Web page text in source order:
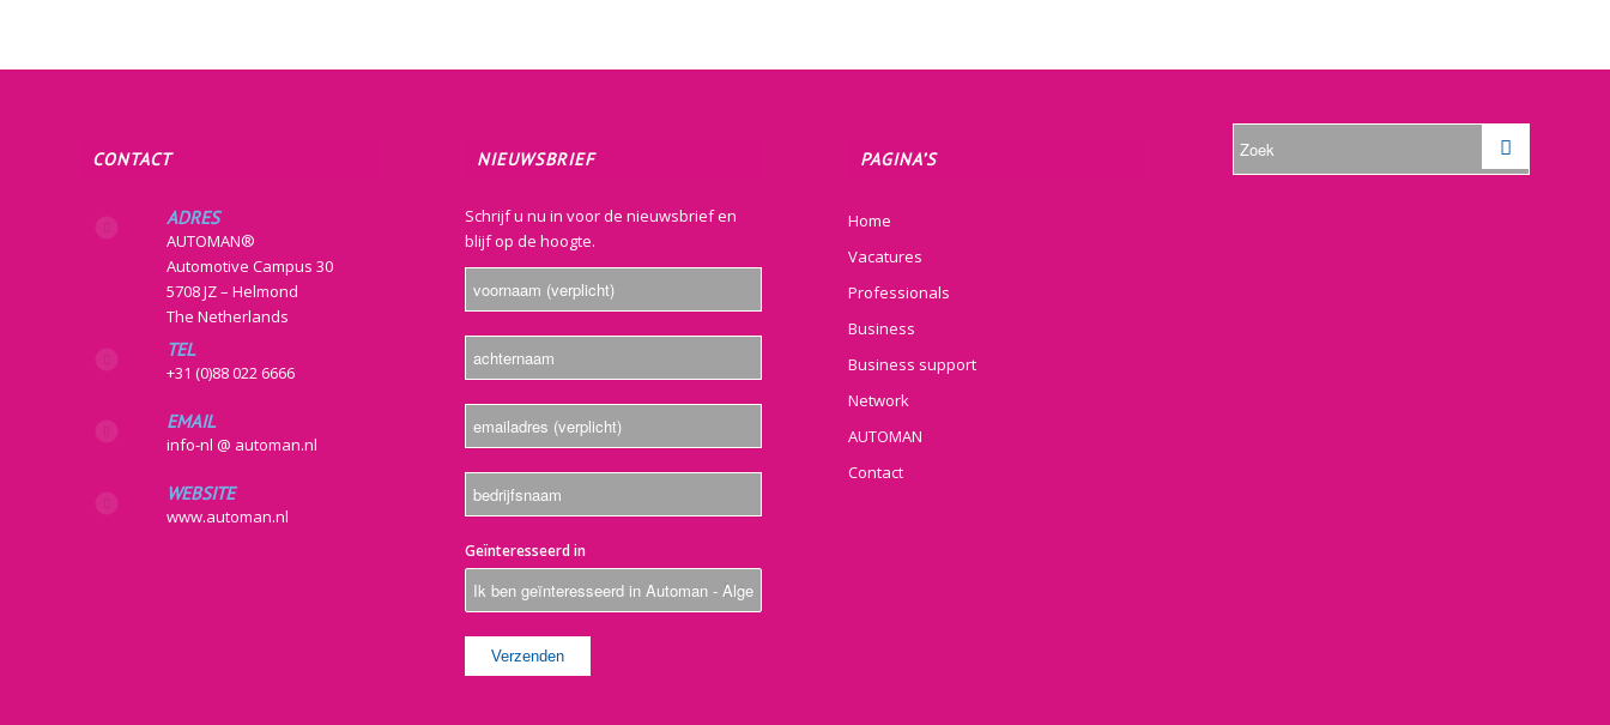
CONTACT
ADRES
AUTOMAN®
Automotive Campus 30
5708 JZ – Helmond
The Netherlands
TEL
+31 (0)88 022 6666
EMAIL
info-nl @ automan.nl
WEBSITE
www.automan.nl
NIEUWSBRIEF
Schrijf u nu in voor de nieuwsbrief en
blijf op de hoogte.
Geïnteresseerd in
PAGINA’S
Home
Vacatures
Professionals
Business
Business support
Network
AUTOMAN
Contact